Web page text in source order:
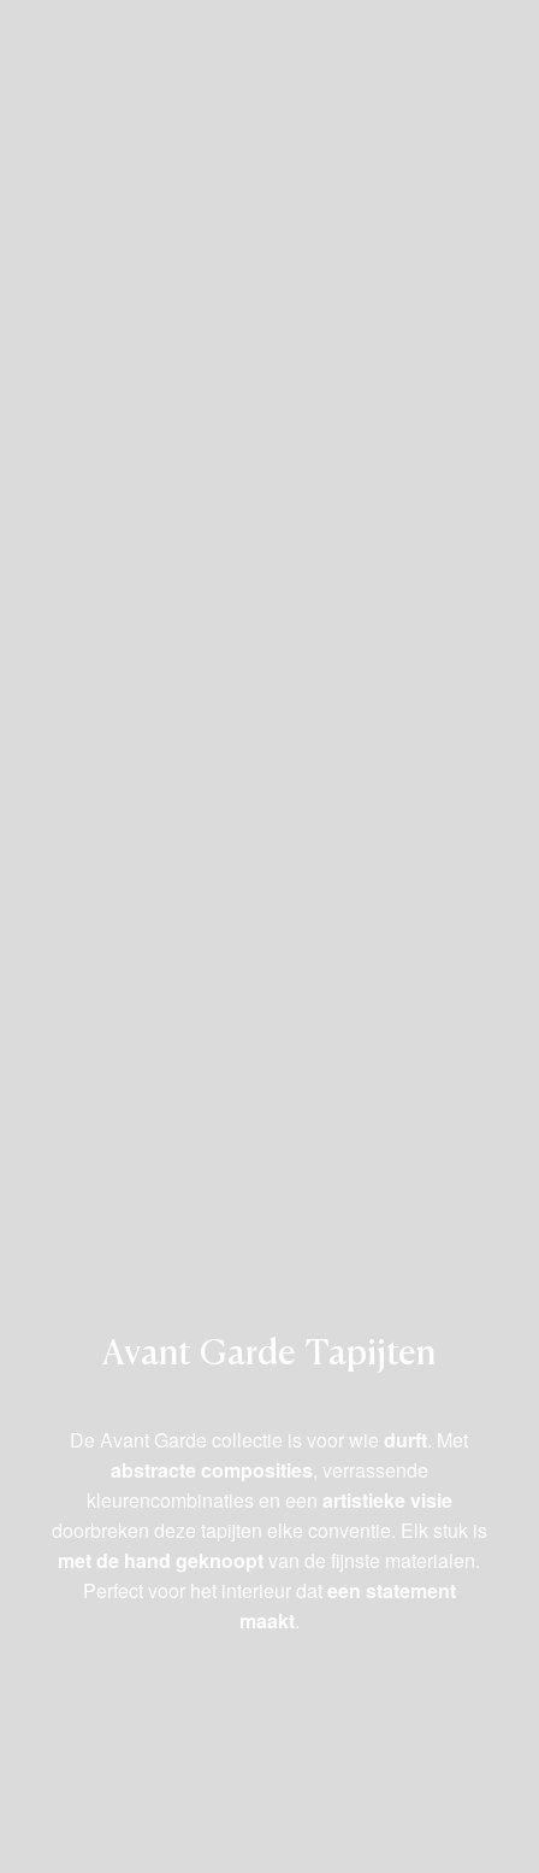
Avant Garde Tapijten
De Avant Garde collectie is voor wie durft. Met
abstracte composities, verrassende
kleurencombinaties en een artistieke visie
doorbreken deze tapijten elke conventie. Elk stuk is
met de hand geknooptvan de fijnste materialen.
Perfect voor het interieur dat een statement
maakt.